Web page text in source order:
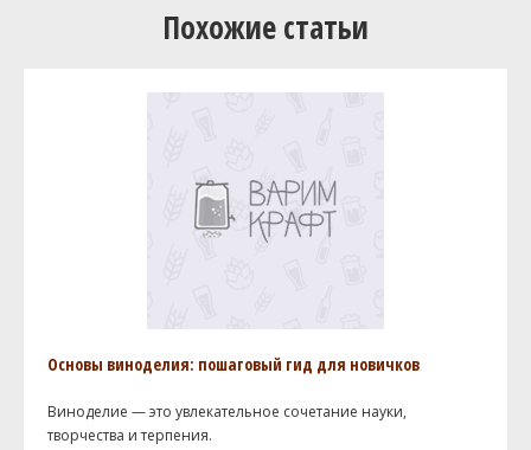
Похожие статьи
Основы виноделия: пошаговый гид для новичков
Виноделие — это увлекательное сочетание науки,
творчества и терпения.